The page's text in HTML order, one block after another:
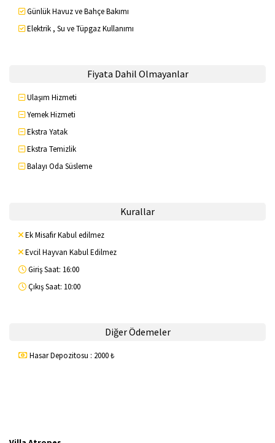
Günlük Havuz ve Bahçe Bakımı
Elektrik , Su ve Tüpgaz Kullanımı
Fiyata Dahil Olmayanlar
Ulaşım Hizmeti
Yemek Hizmeti
Ekstra Yatak
Ekstra Temizlik
Balayı Oda Süsleme
Kurallar
Ek Misafir Kabul edilmez
Evcil Hayvan Kabul Edilmez
Giriş Saat: 16:00
Çıkış Saat: 10:00
Diğer Ödemeler
Hasar Depozitosu : 2000 ₺